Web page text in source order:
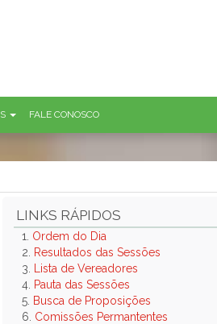
FALE CONOSCO
LINKS RÁPIDOS
1. Ordem do Dia
2.
Resultados das Sessões
3.
Lista de Vereadores
4. Pauta das Sessões
5. Busca de Proposições
6. Comissões Permantentes